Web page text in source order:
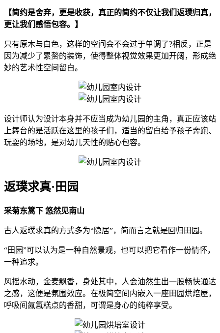
【简约是舍弃，更是收获，真正的简约不仅让我们返璞归真，
更让我们感悟包容。】
只有原木与白色，这样的空间会不会过于单调了?相反，正是
因为减少了累赘的装饰，使得整体视觉效果更加开阔，形成绝
妙的艺术性空间留白。
设计师认为设计本身并不应当成为幼儿园的主角，真正应该站
上舞台的是活跃在这里的孩子们，适当的留白给予孩子奔跑、
玩耍的场地，是对幼儿天性的贴心包容。
返璞求真·田园
采菊东篱下 悠然见南山
古人返璞求真的方式多为“隐居”，简而言之就是回归田园。
“田园”可以认为是一种自然景观，也可以把它看作一份情怀，
一种追求。
风摇水动，金麦飘香，身处其中，人会油然生出一股畅快通达
之感，这便是氛围效应。在极简空间内嵌入一座田园烘焙屋，
呼吸间氤氲糕点的香甜，可谓是身心的纯粹享受。